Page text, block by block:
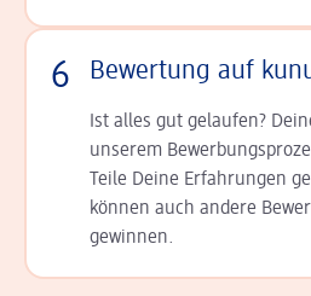
6 Bewertung auf
Ist alles gut gelaufen?
unserem
Teile Deine Erfahrungen
können auch andere
gewinnen.